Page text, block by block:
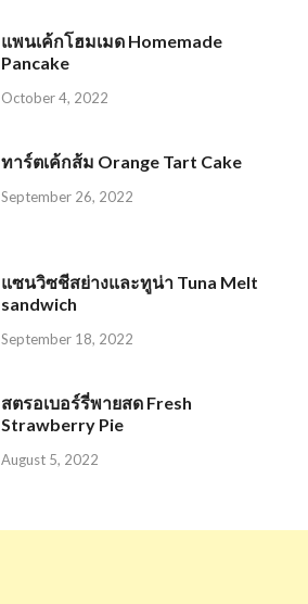
แพนเค้กโฮมเมด Homemade
Pancake
October 4, 2022
ทาร์ตเค้กส้ม Orange Tart Cake
September 26, 2022
แซนวิซชีสย่างและทูน่า Tuna Melt
sandwich
September 18, 2022
สตรอเบอร์รี่พายสด Fresh
Strawberry Pie
August 5, 2022